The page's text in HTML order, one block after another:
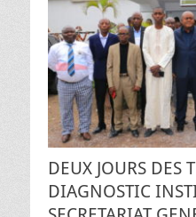
DEUX JOURS DES
DIAGNOSTIC